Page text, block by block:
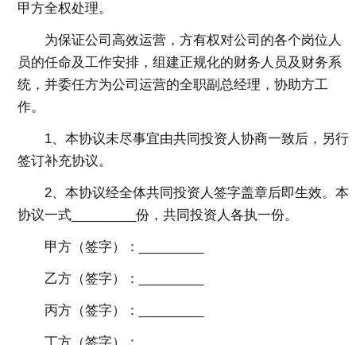
甲方全权处理。
为保证公司高效运营，方有权对公司的各个岗位人
员的任命及工作安排，组建正规化的财务人员及财务系
统，并委任方为公司运营的全职副总经理，协助方工
作。
1、本协议未尽事宜由共同投资人协商一致后，另行
签订补充协议。
2、本协议经全体共同投资人签字盖章后即生效。本
协议一式_________份，共同投资人各执一份。
甲方（签字）：_________
乙方（签字）：_________
丙方（签字）：_________